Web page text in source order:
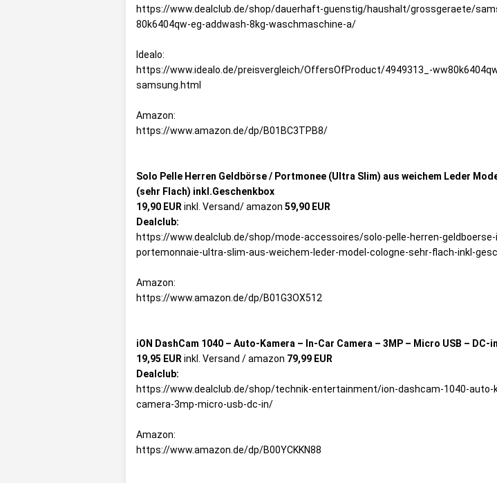
https://www.dealclub.de/shop/dauerhaft-guenstig/haushalt/grossgeraete/
80k6404qw-eg-addwash-8kg-waschmaschine-a/
Idealo:
https://www.idealo.de/preisvergleich/OffersOfProduct/4949313_-
samsung.html
Amazon:
https://www.amazon.de/dp/B01BC3TPB8/
Solo Pelle Herren Geldbörse / Portmonee (Ultra Slim) aus weichem Leder
(sehr Flach) inkl.Geschenkbox
19,90 EUR inkl. Versand/ amazon 59,90 EUR
Dealclub:
https://www.dealclub.de/shop/mode-accessoires/solo-pelle-herren-
portemonnaie-ultra-slim-aus-weichem-leder-model-cologne-sehr-flach-inkl-
Amazon:
https://www.amazon.de/dp/B01G3OX512
iON DashCam 1040 – Auto-Kamera – In-Car Camera – 3MP – Micro USB – DC-in
19,95 EUR inkl. Versand / amazon 79,99 EUR
Dealclub:
https://www.dealclub.de/shop/technik-entertainment/ion-dashcam-1040-auto-
camera-3mp-micro-usb-dc-in/
Amazon:
https://www.amazon.de/dp/B00YCKKN88